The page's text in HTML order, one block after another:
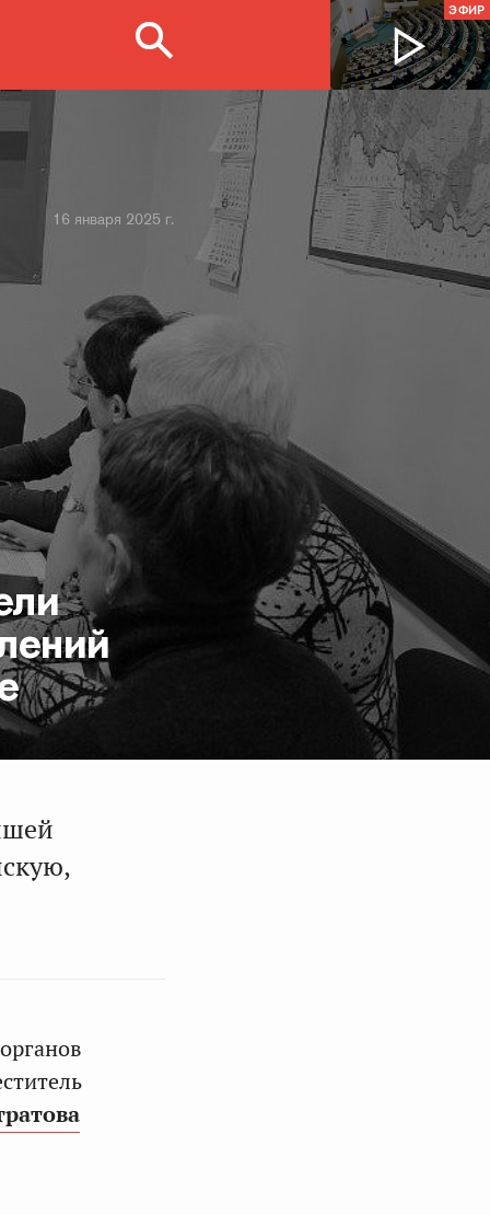
ЭФИР
16 января 2025 г.